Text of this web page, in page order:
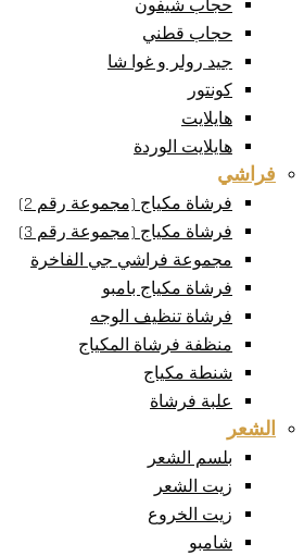
حجاب شيفون
حجاب قطني
جيد رولر و غوا شا
كونتور
هايلايت
هايلايت الوردة
فراشي
فرشاة مكياج (مجموعة رقم 2)
فرشاة مكياج (مجموعة رقم 3)
مجموعة فراشي جي الفاخرة
فرشاة مكياج بامبو
فرشاة تنظيف الوجه
منظفة فرشاة المكياج
شنطة مكياج
علبة فرشاة
الشعر
بلسم الشعر
زيت الشعر
زيت الخروع
شامبو